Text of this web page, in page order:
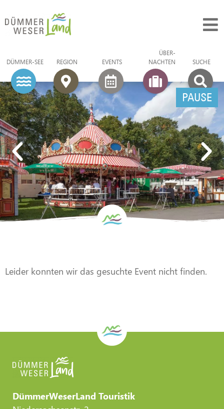
DÜMMER-SEE REGION EVENTS
ÜBER­
NACHTEN
SUCHE
PAUSE
DWL/Gemeinde Stemwede
CC-BY-Torsten Krüger
DWL/Gemeinde Stemwede
CC-BY-Torsten Krüger
DWL/Gemeinde Stemwede
CC-BY-Torsten Krüger
Leider konnten wir das gesuchte Event nicht finden.
DümmerWeserLand Touristik